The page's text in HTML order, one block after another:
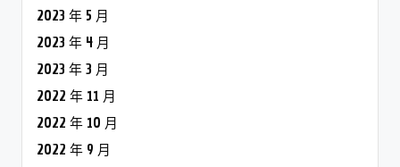
2023 年 5 月
2023 年 4 月
2023 年 3 月
2022 年 11 月
2022 年 10 月
2022 年 9 月